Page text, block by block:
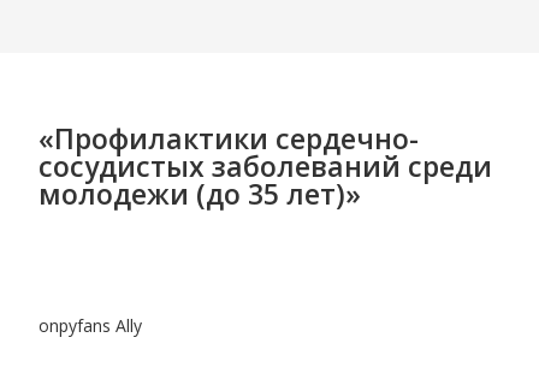
«Профилактики сердечно-
сосудистых заболеваний среди
молодежи (до 35 лет)»
onpyfans Ally